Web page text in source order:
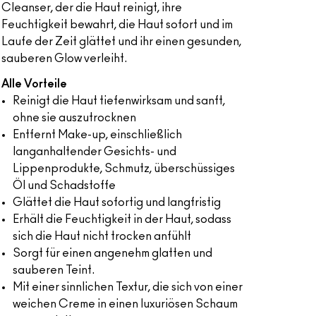
Cleanser, der die Haut reinigt, ihre
Feuchtigkeit bewahrt, die Haut sofort und im
Laufe der Zeit glättet und ihr einen gesunden,
sauberen Glow verleiht.
Alle Vorteile
Reinigt die Haut tiefenwirksam und sanft,
ohne sie auszutrocknen
Entfernt Make-up, einschließlich
langanhaltender Gesichts- und
Lippenprodukte, Schmutz, überschüssiges
Öl und Schadstoffe
Glättet die Haut sofortig und langfristig
Erhält die Feuchtigkeit in der Haut, sodass
sich die Haut nicht trocken anfühlt
Sorgt für einen angenehm glatten und
sauberen Teint.
Mit einer sinnlichen Textur, die sich von einer
weichen Creme in einen luxuriösen Schaum